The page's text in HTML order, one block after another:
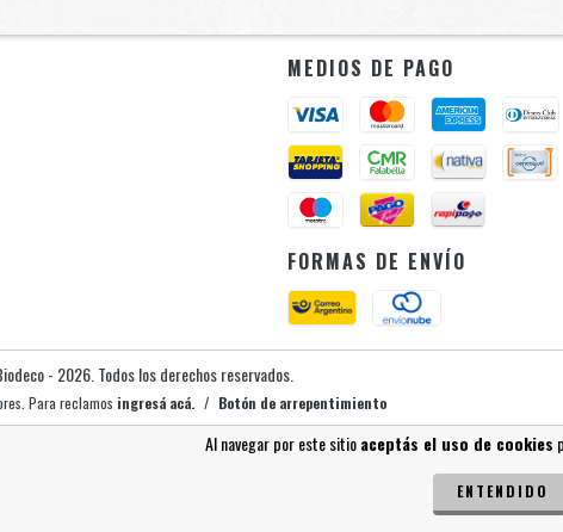
Al navegar por este sitioaceptás el uso de cookies
ENTENDIDO
MEDIOS DE PAGO
FORMAS DE ENVÍO
- 2026. Todos los derechos reservados.
Para reclamos ingresá acá. / Botón de arrepentimiento